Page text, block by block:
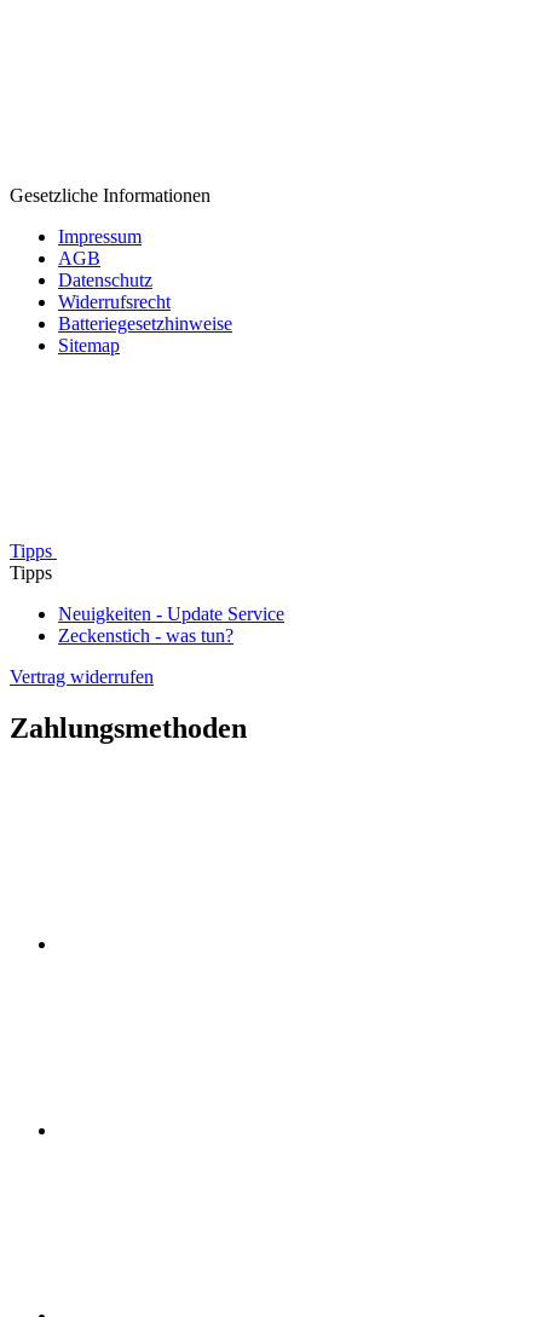
Gesetzliche Informationen
Impressum
AGB
Datenschutz
Widerrufsrecht
Batteriegesetzhinweise
Sitemap
Tipps
Tipps
Neuigkeiten - Update Service
Zeckenstich - was tun?
Vertrag widerrufen
Zahlungsmethoden